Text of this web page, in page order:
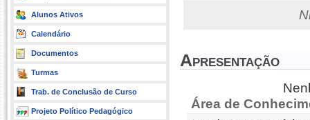
Alunos Ativos
Calendário
Documentos
Turmas
Trab. de Conclusão de Curso
Projeto Político Pedagógico
Apresentação
Área de